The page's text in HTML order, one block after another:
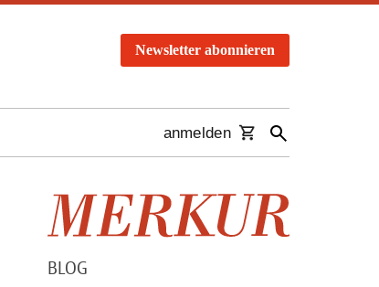
Newsletter abonnieren
anmelden
BLOG